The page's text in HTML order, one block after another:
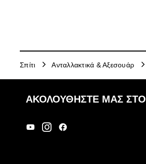
Σπίτι Ανταλλακτικά & Αξεσουάρ
ΑΚΟΛΟΥΘΉΣΤΕ ΜΑΣ ΣΤΟ